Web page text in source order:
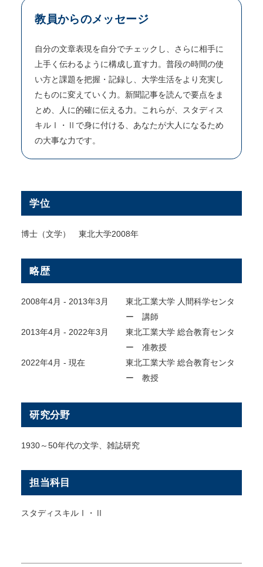
教員からのメッセージ
自分の文章表現を自分でチェックし、さらに相手に
上手く伝わるように構成し直す力。普段の時間の使
い方と課題を把握・記録し、大学生活をより充実し
たものに変えていく力。新聞記事を読んで要点をま
とめ、人に的確に伝える力。これらが、スタディス
キルⅠ・Ⅱで身に付ける、あなたが大人になるため
の大事な力です。
学位
博士（文学） 東北大学2008年
略歴
2008年4月 - 2013年3月
東北工業大学 人間科学センタ
ー 講師
2013年4月 - 2022年3月
東北工業大学 総合教育センタ
ー 准教授
2022年4月 ‐ 現在
東北工業大学 総合教育センタ
ー 教授
研究分野
1930～50年代の文学、雑誌研究
担当科目
スタディスキルⅠ・Ⅱ